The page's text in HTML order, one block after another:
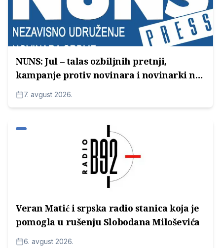
NUNS: Jul – talas ozbiljnih pretnji,
kampanje protiv novinara i novinarki na
lokalnim televizijama
7. avgust 2026.
Veran Matić i srpska radio stanica koja je
pomogla u rušenju Slobodana Miloševića
6. avgust 2026.